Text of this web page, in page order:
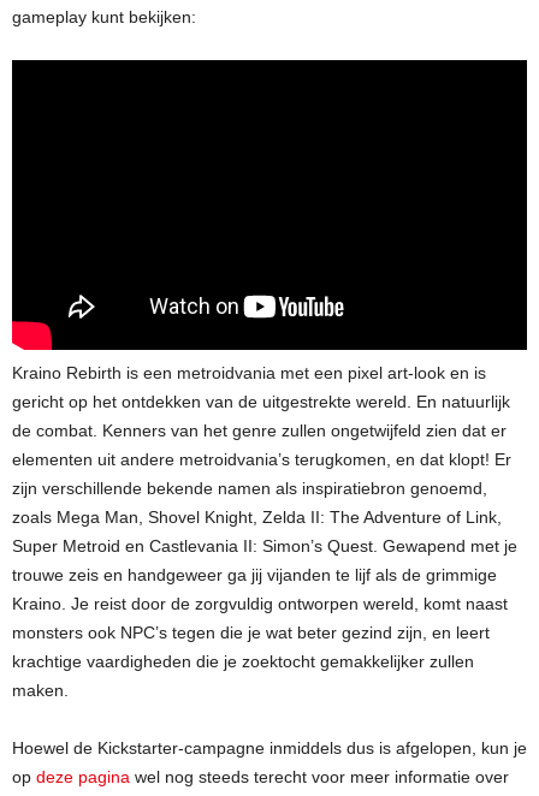
gameplay kunt bekijken:
Kraino Rebirth is een metroidvania met een pixel art-look en is
gericht op het ontdekken van de uitgestrekte wereld. En natuurlijk
de combat. Kenners van het genre zullen ongetwijfeld zien dat er
elementen uit andere metroidvania’s terugkomen, en dat klopt! Er
zijn verschillende bekende namen als inspiratiebron genoemd,
zoals Mega Man, Shovel Knight, Zelda II: The Adventure of Link,
Super Metroid en Castlevania II: Simon’s Quest. Gewapend met je
trouwe zeis en handgeweer ga jij vijanden te lijf als de grimmige
Kraino. Je reist door de zorgvuldig ontworpen wereld, komt naast
monsters ook NPC’s tegen die je wat beter gezind zijn, en leert
krachtige vaardigheden die je zoektocht gemakkelijker zullen
maken.
Hoewel de Kickstarter-campagne inmiddels dus is afgelopen, kun je
op deze pagina wel nog steeds terecht voor meer informatie over